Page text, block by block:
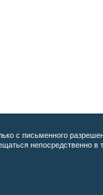
с письменного
непосредственно